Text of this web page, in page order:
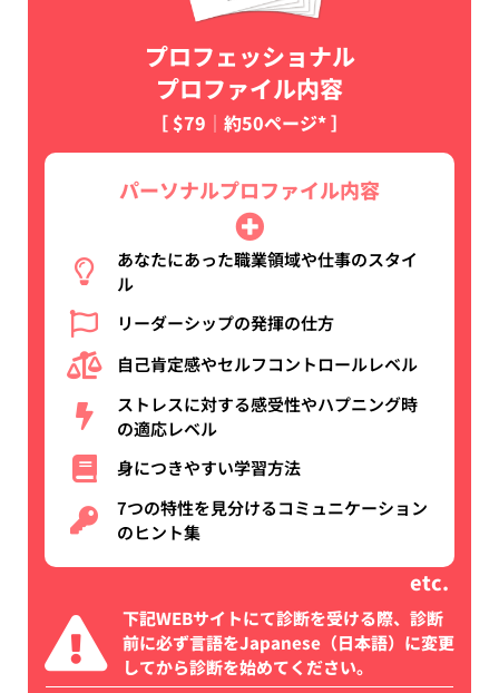
プロフェッショナル
プロファイル内容
［ $79│約50ページ* ］
パーソナルプロファイル内容
あなたにあった職業領域や仕事のスタイ
ル
リーダーシップの発揮の仕方
自己肯定感やセルフコントロールレベル
ストレスに対する感受性やハプニング時
の適応レベル
身につきやすい学習方法
7つの特性を見分けるコミュニケーション
のヒント集
etc.
下記WEBサイトにて診断を受ける際、診断
前に必ず言語をJapanese（日本語）に変更
してから診断を始めてください。